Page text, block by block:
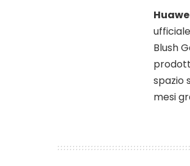
Blush
spazio
mesi